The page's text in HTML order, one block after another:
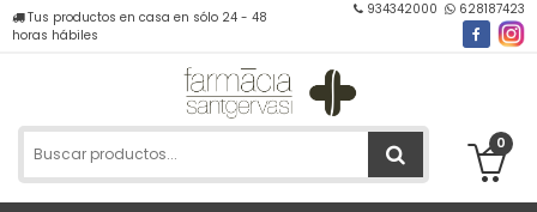
Tus productos en casa en sólo 24 - 48
horas hábiles
934342000 628187423
0